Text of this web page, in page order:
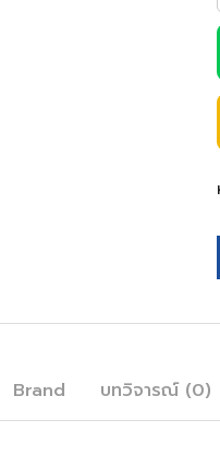
Brand บทวิจารณ์ (0)